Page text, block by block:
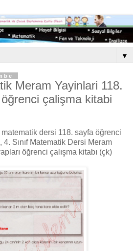
▼
Meram Yayinlari 118.
çalişma kitabi
matematik dersi 118. sayfa öğrenci
4. Sınıf Matematik Dersi Meram
öğrenci çalışma kitabı (çk)